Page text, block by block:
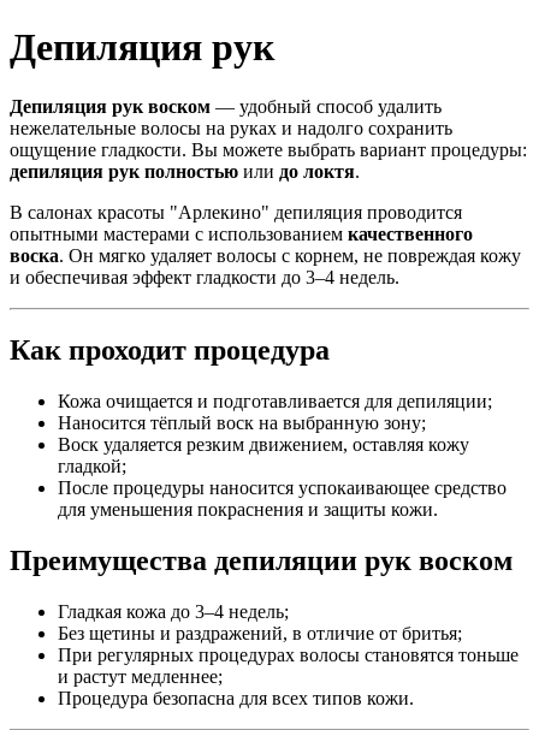
Депиляция рук
Депиляция рук воском — удобный способ удалить
нежелательные волосы на руках и надолго сохранить
ощущение гладкости. Вы можете выбрать вариант процедуры:
депиляция рук полностью или до локтя.
В салонах красоты "Арлекино" депиляция проводится
опытными мастерами с использованием качественного
воска. Он мягко удаляет волосы с корнем, не повреждая кожу
и обеспечивая эффект гладкости до 3–4 недель.
Как проходит процедура
Кожа очищается и подготавливается для депиляции;
Наносится тёплый воск на выбранную зону;
Воск удаляется резким движением, оставляя кожу
гладкой;
После процедуры наносится успокаивающее средство
для уменьшения покраснения и защиты кожи.
Преимущества депиляции рук воском
Гладкая кожа до 3–4 недель;
Без щетины и раздражений, в отличие от бритья;
При регулярных процедурах волосы становятся тоньше
и растут медленнее;
Процедура безопасна для всех типов кожи.